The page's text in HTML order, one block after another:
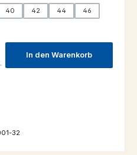
40 42 44
46
In den Warenkorb
32